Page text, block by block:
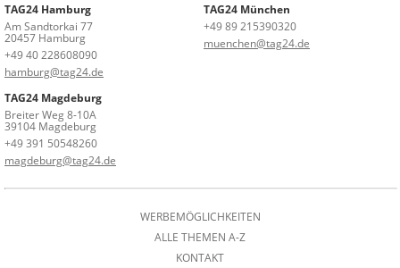
TAG24 Hamburg
Am Sandtorkai 77
20457 Hamburg
+49 40 228608090
hamburg@tag24.de
TAG24 München
+49 89 215390320
muenchen@tag24.de
TAG24 Magdeburg
Breiter Weg 8-10A
39104 Magdeburg
+49 391 50548260
magdeburg@tag24.de
WERBEMÖGLICHKEITEN
ALLE THEMEN A-Z
KONTAKT